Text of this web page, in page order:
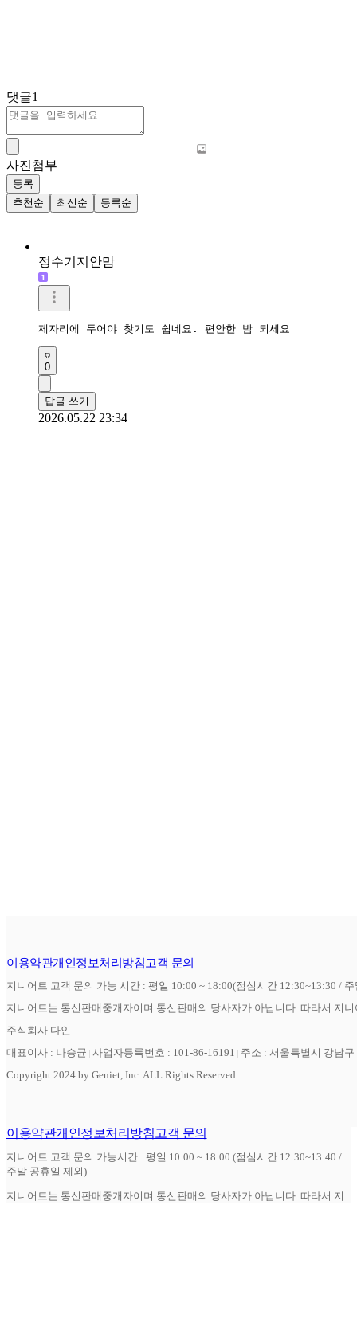
댓글1
사진첨부
등록
추천순
최신순 등록순
정수기지안맘
제자리에 두어야 찾기도 쉽네요. 편안한 밤 되세요
0
답글 쓰기
2026.05.22 23:34
이용약관개인정보처리방침고객 문의
지니어트 고객 문의 가능 시간 : 평일 10:00 ~ 18:00(점심시간 12:30~13:30 /
지니어트는 통신판매중개자이며 통신판매의 당사자가 아닙니다. 따라서 지
주식회사 다인
대표이사 : 나승균 사업자등록번호 : 101-86-16191
주소 : 서울특별시 강남
Copyright 2024 by Geniet, Inc. ALL Rights Reserved
이용약관개인정보처리방침고객 문의
지니어트 고객 문의 가능시간 : 평일 10:00 ~ 18:00 (점심시간 12:30~13:40 /
주말 공휴일 제외)
지니어트는 통신판매중개자이며 통신판매의 당사자가 아닙니다. 따라서 지